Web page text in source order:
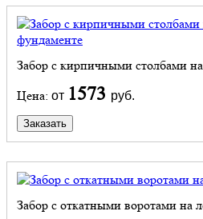
Забор с кирпичными столбами
Цена: от 1573 руб.
Заказать
Забор с откатными воротами на